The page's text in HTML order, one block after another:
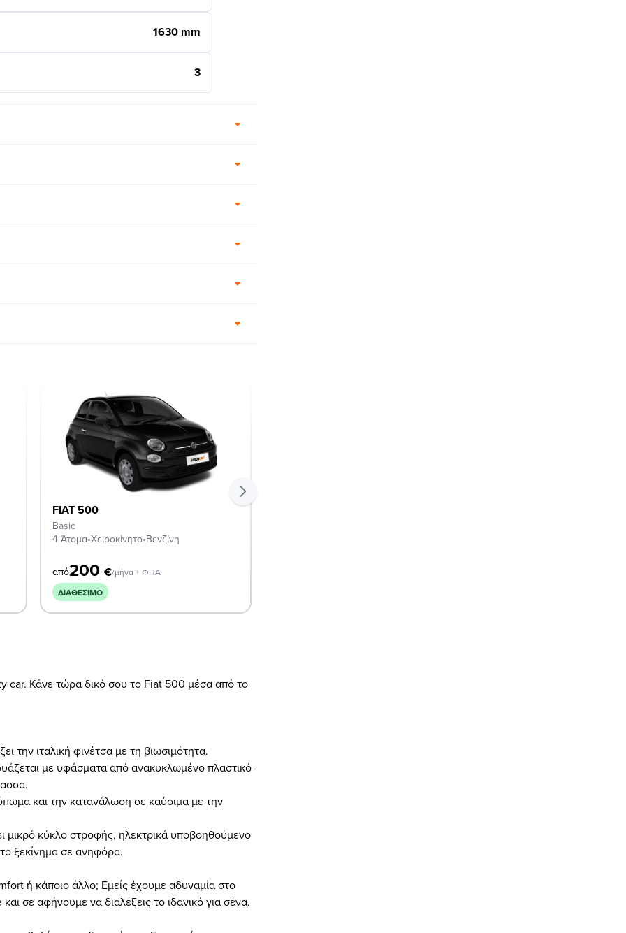
1630 mm
3
FIAT 500
Basic
4 Άτομα•Χειροκίνητο•Βενζίνη
από200 €/μήνα + ΦΠΑ
ΔΙΑΘΈΣΙΜΟ
car. Κάνε τώρα δικό σου το Fiat 500 μέσα από το
την ιταλική φινέτσα με τη βιωσιμότητα.
με υφάσματα από ανακυκλωμένο πλαστικό-
και την κατανάλωση σε καύσιμα με την
μικρό κύκλο στροφής, ηλεκτρικά υποβοηθούμενο
το ξεκίνημα σε ανηφόρα.
ή κάποιο άλλο; Εμείς έχουμε αδυναμία στο
σε αφήνουμε να διαλέξεις το ιδανικό για σένα.